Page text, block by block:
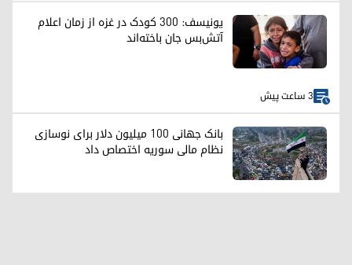
یونیسف: ۳۰۰ کودک در غزه از زمان اعلام
آتش‌بس جان باخته‌اند
3 ساعت پیش
بانک جهانی ۱۰۰ میلیون دلار برای نوسازی
نظام مالی سوریه اختصاص داد